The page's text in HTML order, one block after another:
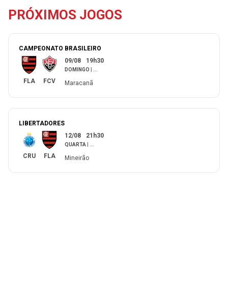
PRÓXIMOS JOGOS
CAMPEONATO BRASILEIRO
FLA FCV
09/08 19h30
DOMINGO
Maracanã
LIBERTADORES
CRU FLA
12/08 21h30
QUARTA
Mineirão